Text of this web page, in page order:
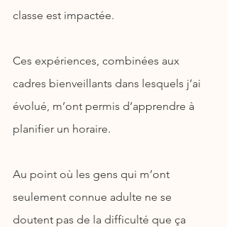
classe est impactée.
Ces expériences, combinées aux
cadres bienveillants dans lesquels j’ai
évolué, m’ont permis d’apprendre à
planifier un horaire.
Au point où les gens qui m’ont
seulement connue adulte ne se
doutent pas de la difficulté que ça